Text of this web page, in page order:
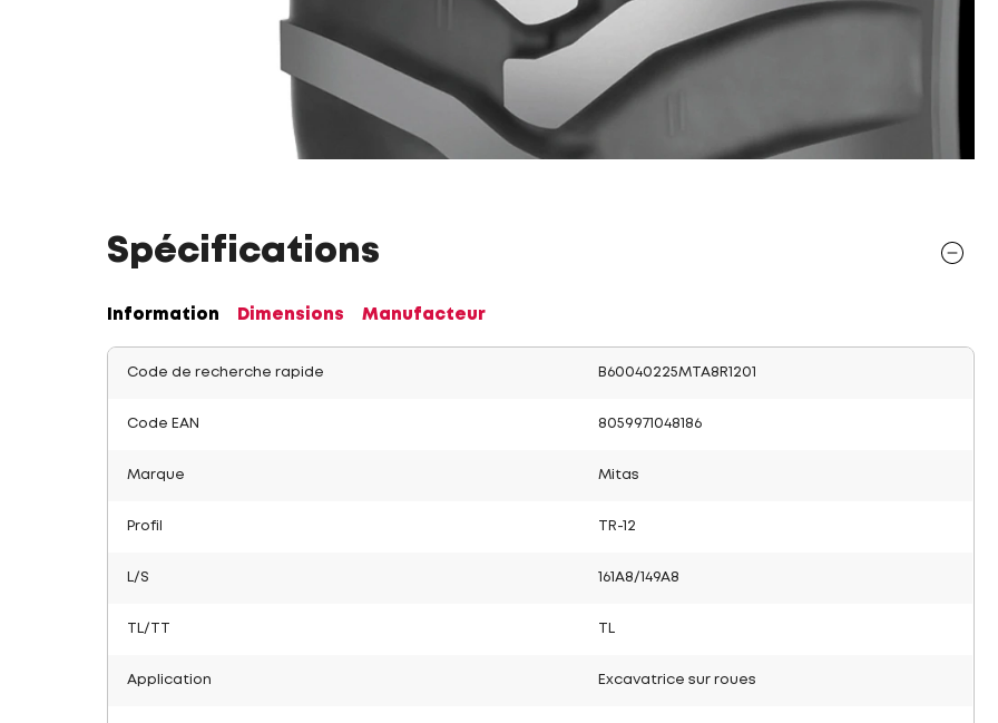
Spécifications
Information Dimensions Manufacteur
Code de recherche rapide B60040225MTA8R1201
Code EAN 8059971048186
Marque Mitas
Profil TR-12
L/S 161A8/149A8
TL/TT
Application Excavatrice sur roues